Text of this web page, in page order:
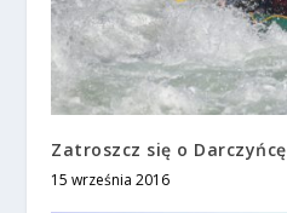
Zatroszcz się o Darczyńcę
15 września 2016